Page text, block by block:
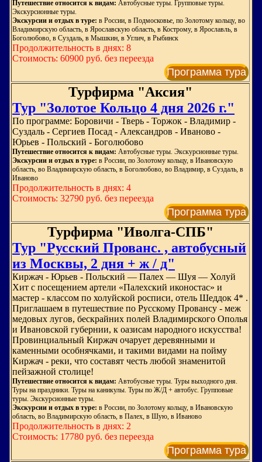
Путешествие относится к видам: Автобусные туры. Групповые туры.
Экскурсионные туры.
Экскурсии и отдых в туре: в России, в Подмосковье, по Золотому кольцу, во
Владимирскую область, в Ярославскую область, в Кострому, в Ярославль, в
Боголюбово, в Суздаль, в Мышкин, в Углич, в Рыбинск
Продолжительность в днях: 8
Стоимость: 60900 руб. без переезда
Программа тура
Турфирма "Аксия"
Тур "Золотое Кольцо 4 дня 2026 г."
По программе: Боровичи - Тверь - Торжок - Владимир -
Суздаль - Сергиев Посад - Александров - Иваново -
Юрьев - Польский - Боголюбово
Путешествие относится к видам: Автобусные туры. Экскурсионные туры.
Экскурсии и отдых в туре: в России, по Золотому кольцу, в Ивановскую
область, во Владимирскую область, в Боголюбово, во Владимир, в Суздаль, в
Иваново
Продолжительность в днях: 4
Стоимость: 32790 руб. без переезда
Программа тура
Турфирма "Иволга-СПБ"
Тур "Русский Прованс. , автобусный
из Москвы, 2 дня + ж / д"
Киржач - Юрьев - Польский — Палех — Шуя — Холуй
Хит с посещением артели «Палехский иконостас» и
мастер - классом по холуйской росписи, отель Шеддок 4* .
Приглашаем в путешествие по Русскому Провансу - меж
медовых лугов, бескрайних полей Владимирского Ополья
и Ивановской губернии, к оазисам народного искусства!
Провинциальный Киржач очарует деревянными и
каменными особнячками, и такими видами на пойму
Киржач - реки, что составят честь любой знаменитой
пейзажной столице!
Путешествие относится к видам: Автобусные туры. Туры выходного дня.
Туры на праздники. Туры на каникулы. Туры по Ж/Д + автобус. Групповые
туры. Экскурсионные туры.
Экскурсии и отдых в туре: в России, по Золотому кольцу, в Ивановскую
область, во Владимирскую область, в Палех, в Шую, в Иваново
Продолжительность в днях: 2
Стоимость: 17780 руб. без переезда
Программа тура